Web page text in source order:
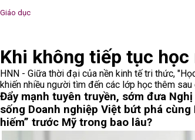
Giáo dục
Khi không tiếp tục
HNN - Giữa thời đại của nền kinh tế tri thức,
khiến nhiều người tìm đến các lớp học thêm
Đẩy mạnh tuyên truyền, sớm đưa
sống Doanh nghiệp Việt bứt phá
hiếm” trước Mỹ trong bao lâu?